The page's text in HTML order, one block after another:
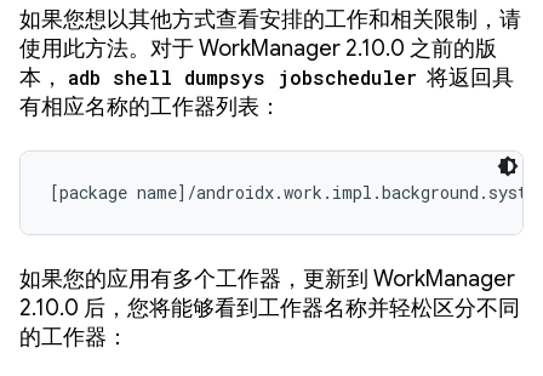
如果您想以其他方式查看安排的工作和相关限制，请
使用此方法。对于 WorkManager 2.10.0 之前的版
本， adb shell dumpsys jobscheduler 将返回具
有相应名称的工作器列表：
[package name]/
如果您的应用有多个工作器，更新到 WorkManager
2.10.0 后，您将能够看到工作器名称并轻松区分不同
的工作器：